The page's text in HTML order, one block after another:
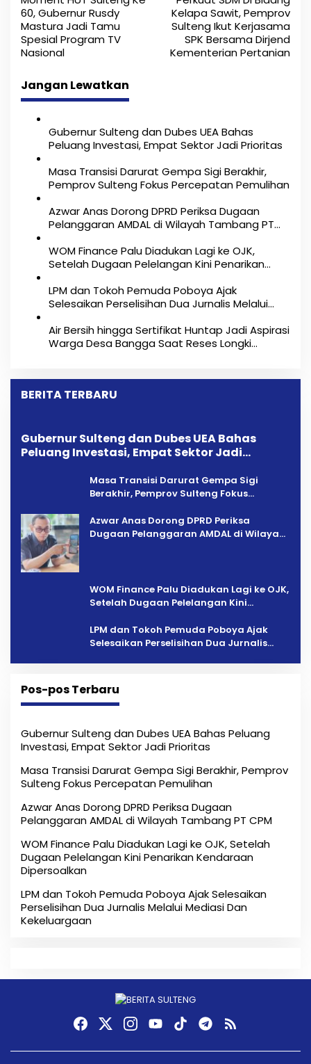
a
v
i
g
a
60, Gubernur Rusdy
Mastura Jadi Tamu
Spesial Program TV
Nasional
Kelapa Sawit, Pemprov
Sulteng Ikut Kerjasama
SPK Bersama Dirjend
Kementerian Pertanian
Jangan Lewatkan
Gubernur Sulteng dan Dubes UEA Bahas
Peluang Investasi, Empat Sektor Jadi Prioritas
Masa Transisi Darurat Gempa Sigi Berakhir,
Pemprov Sulteng Fokus Percepatan Pemulihan
Azwar Anas Dorong DPRD Periksa Dugaan
Pelanggaran AMDAL di Wilayah Tambang PT
‎WOM Finance Palu Diadukan Lagi ke OJK,
Setelah Dugaan Pelelangan Kini Penarikan
LPM dan Tokoh Pemuda Poboya Ajak
Selesaikan Perselisihan Dua Jurnalis Melalui
Air Bersih hingga Sertifikat Huntap Jadi Aspirasi
Warga Desa Bangga Saat Reses Longki
BERITA TERBARU
Gubernur Sulteng dan Dubes UEA Bahas
Peluang Investasi, Empat Sektor Jadi
Masa Transisi Darurat Gempa Sigi
Berakhir, Pemprov Sulteng Fokus
Azwar Anas Dorong DPRD Periksa
Dugaan Pelanggaran AMDAL di Wilayah
‎WOM Finance Palu Diadukan Lagi ke OJK,
Setelah Dugaan Pelelangan Kini
LPM dan Tokoh Pemuda Poboya Ajak
Selesaikan Perselisihan Dua Jurnalis
Pos-pos Terbaru
Gubernur Sulteng dan Dubes UEA Bahas Peluang
Investasi, Empat Sektor Jadi Prioritas
Masa Transisi Darurat Gempa Sigi Berakhir, Pemprov
Sulteng Fokus Percepatan Pemulihan
Azwar Anas Dorong DPRD Periksa Dugaan
Pelanggaran AMDAL di Wilayah Tambang PT CPM
‎WOM Finance Palu Diadukan Lagi ke OJK, Setelah
Dugaan Pelelangan Kini Penarikan Kendaraan
Dipersoalkan ‎
LPM dan Tokoh Pemuda Poboya Ajak Selesaikan
Perselisihan Dua Jurnalis Melalui Mediasi Dan
Kekeluargaan